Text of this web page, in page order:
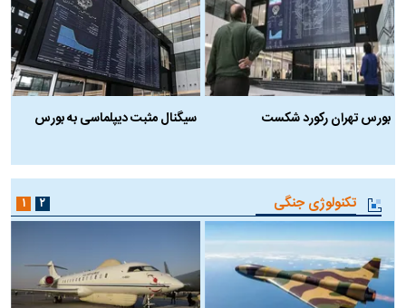
بورس تهران رکورد شکست
سیگنال مثبت دیپلماسی به بورس
تکنولوژی جنگی ۱ ۲